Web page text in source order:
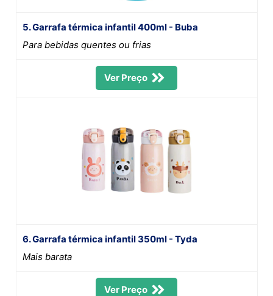
5. Garrafa térmica infantil 400ml - Buba
Para bebidas quentes ou frias
Ver Preço
6. Garrafa térmica infantil 350ml - Tyda
Mais barata
Ver Preço